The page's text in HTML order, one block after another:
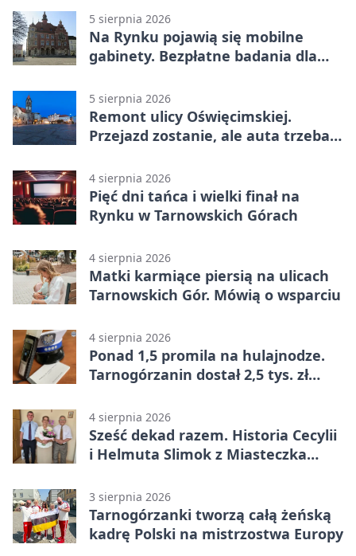
5 sierpnia 2026
Na Rynku pojawią się mobilne
gabinety. Bezpłatne badania dla
5 sierpnia 2026
Remont ulicy Oświęcimskiej.
Przejazd zostanie, ale auta trzeba
4 sierpnia 2026
Pięć dni tańca i wielki finał na
Rynku w Tarnowskich Górach
4 sierpnia 2026
Matki karmiące piersią na ulicach
Tarnowskich Gór. Mówią o wsparciu
4 sierpnia 2026
Ponad 1,5 promila na hulajnodze.
Tarnogórzanin dostał 2,5 tys. zł
4 sierpnia 2026
Sześć dekad razem. Historia Cecylii
i Helmuta Slimok z Miasteczka
3 sierpnia 2026
Tarnogórzanki tworzą całą żeńską
kadrę Polski na mistrzostwa Europy